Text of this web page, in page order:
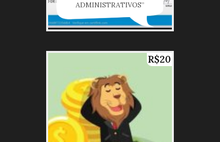
ADMINISTRATIVOS”
R$20